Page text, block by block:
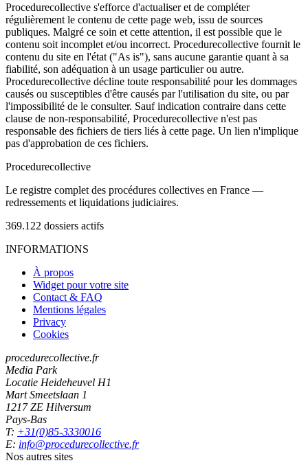
Procedurecollective s'efforce d'actualiser et de compléter
régulièrement le contenu de cette page web, issu de sources
publiques. Malgré ce soin et cette attention, il est possible que le
contenu soit incomplet et/ou incorrect. Procedurecollective fournit le
contenu du site en l'état ("As is"), sans aucune garantie quant à sa
fiabilité, son adéquation à un usage particulier ou autre.
Procedurecollective décline toute responsabilité pour les dommages
causés ou susceptibles d'être causés par l'utilisation du site, ou par
l'impossibilité de le consulter. Sauf indication contraire dans cette
clause de non-responsabilité, Procedurecollective n'est pas
responsable des fichiers de tiers liés à cette page. Un lien n'implique
pas d'approbation de ces fichiers.
Procedurecollective
Le registre complet des procédures collectives en France —
redressements et liquidations judiciaires.
369.122 dossiers actifs
INFORMATIONS
À propos
Widget pour votre site
Contact & FAQ
Mentions légales
Privacy
Cookies
procedurecollective.fr
Media Park
Locatie Heideheuvel H1
Mart Smeetslaan 1
1217 ZE Hilversum
Pays-Bas
T: +31(0)85-3330016
E: info@procedurecollective.fr
Nos autres sites